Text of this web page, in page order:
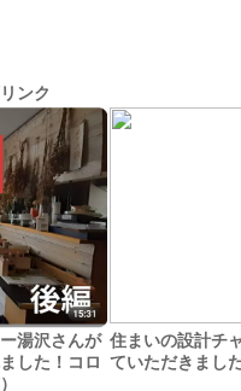
ンク
湯沢さんが
した！コロ
住まいの設計チ
ていただきまし